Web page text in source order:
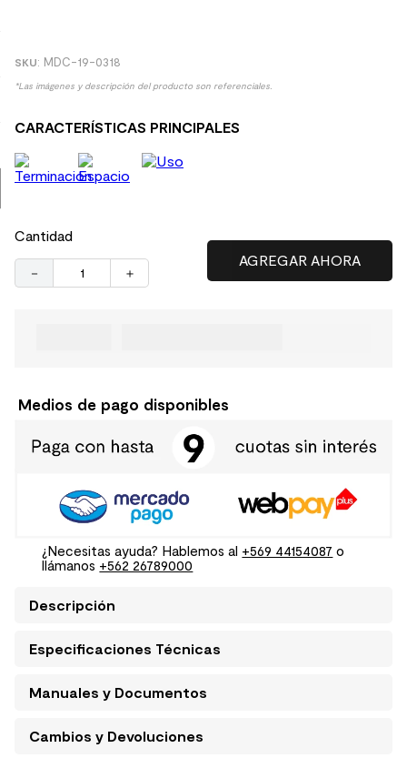
10 columna ducha
: MDC-19-0318
*Las imágenes y descripción del producto son referenciales.
CARACTERÍSTICAS PRINCIPALES
Cantidad
＋
－
Medios de pago disponibles
¿Necesitas ayuda? Hablemos al +569 44154087 o
llámanos +562 26789000
Descripción
Especificaciones Técnicas
Manuales y Documentos
Cambios y Devoluciones